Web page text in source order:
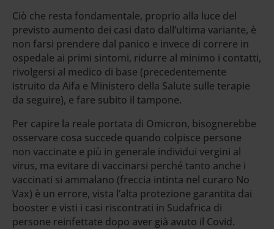
Ciò che resta fondamentale, proprio alla luce del
previsto aumento dei casi dato dall’ultima variante, è
non farsi prendere dal panico e invece di correre in
ospedale ai primi sintomi, ridurre al minimo i contatti,
rivolgersi al medico di base (precedentemente
istruito da Aifa e Ministero della Salute sulle terapie
da seguire), e fare subito il tampone.
Per capire la reale portata di Omicron, bisognerebbe
osservare cosa succede quando colpisce persone
non vaccinate e più in generale individui vergini al
virus, ma evitare di vaccinarsi perché tanto anche i
vaccinati si ammalano (freccia intinta nel curaro No
Vax) è un errore, vista l’alta protezione garantita dai
booster e visti i casi riscontrati in Sudafrica di
persone reinfettate dopo aver già avuto il Covid.